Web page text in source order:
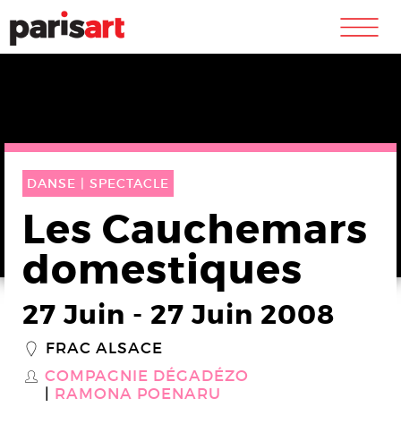
m
DANSE | SPECTACLE
Les Cauchemars
domestiques
27 Juin - 27 Juin 2008
_ FRAC ALSACE
S COMPAGNIE DÉGADÉZO
RAMONA POENARU